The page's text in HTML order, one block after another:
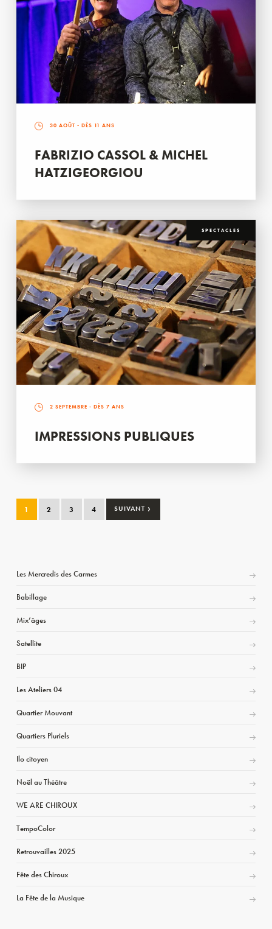
30 AOÛT - DÈS 11 ANS
FABRIZIO CASSOL & MICHEL
HATZIGEORGIOU
SPECTACLES
2 SEPTEMBRE - DÈS 7 ANS
IMPRESSIONS PUBLIQUES
1 2 3 4 SUIVANT ›
Les Mercredis des Carmes
Babillage
Mix’âges
Satellite
BIP
Les Ateliers 04
Quartier Mouvant
Quartiers Pluriels
Ilo citoyen
Noël au Théâtre
WE ARE CHIROUX
TempoColor
Retrouvailles 2025
Fête des Chiroux
La Fête de la Musique